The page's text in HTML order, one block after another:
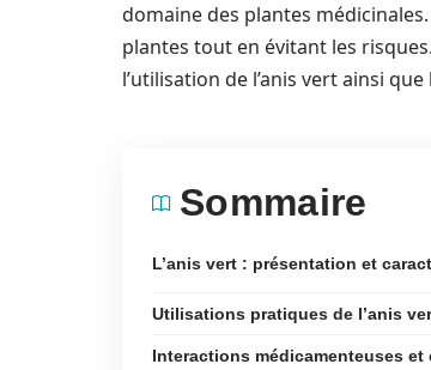
domaine des plantes
plantes tout en évitant les
l’utilisation de l’anis vert ainsi
Sommaire
L’anis vert : présentation et
Utilisations pratiques de l’anis
Interactions médicamenteuses et